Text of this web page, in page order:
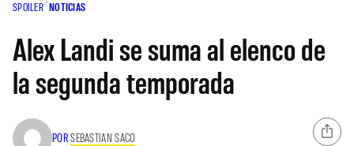
SPOILER NOTICIAS
Alex Landi se suma al elenco de
la segunda temporada
PORSEBASTIAN SACO